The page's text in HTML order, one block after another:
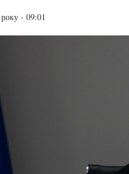
- 09:01